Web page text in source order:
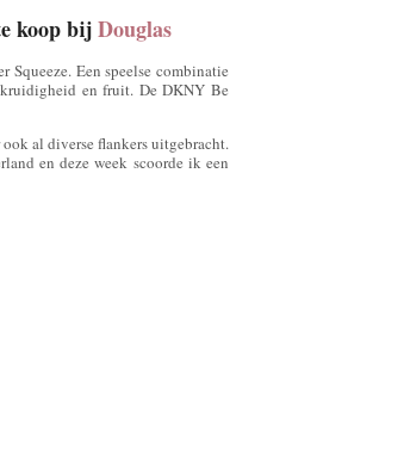
koop bijDouglas
Squeeze. Een speelse combinatie
en fruit. De DKNY Be
al diverse flankers uitgebracht.
en deze week scoorde ik een